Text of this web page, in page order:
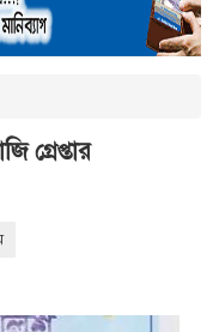
গ্রেপ্তার